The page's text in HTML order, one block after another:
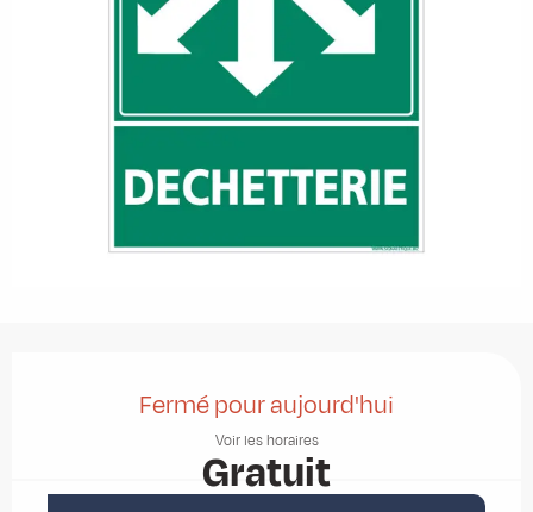
Fermé pour aujourd'hui
Voir les horaires
Gratuit